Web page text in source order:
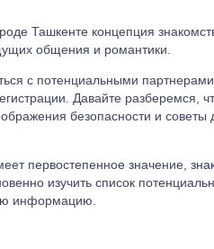
Ташкенте концепция
общения и романтики.
с потенциальными
Давайте разберемся,
безопасности и советы
первостепенное значение,
изучить список
информацию.